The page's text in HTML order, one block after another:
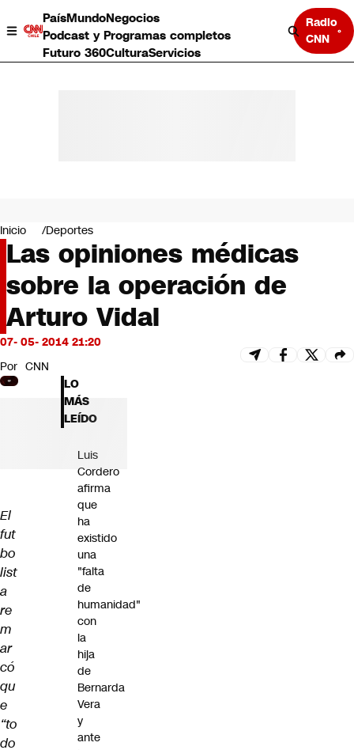
PaísMundoNegocios
Podcast y Programas completos
Futuro 360CulturaServicios
Radio
CNN
Negocios
Deportes
Programas completos
Cultura
Servicios
Bits
CNN tiempo
Futuro 360
Opinión
Inicio Deportes
Las opiniones médicas
sobre la operación de
Arturo Vidal
07- 05- 2014 21:20
Por CNN
El
fut
bo
list
a
re
m
ar
có
qu
e
“to
do
LO
MÁS
LEÍDO
Luis
Cordero
afirma
que
ha
existido
una
"falta
de
humanidad"
con
la
hija
de
Bernarda
Vera
y
ante